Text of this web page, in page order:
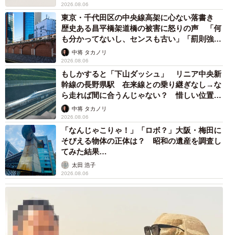
臭いを嗅いで一緒に遊び出した。笠松さんは、猫同士は大
丈夫だと安心した。
チビちゃんは本当に警戒心が強く、シロちゃん、クロちゃ
んが人と遊んでいても遠くから眺めていた。呼んでも反応
しない。
「こんな調子で仲良くなれるのかとても心配でした。あき
らめずに声掛けしながら猫じゃらしで誘い、おやつを手に
乗せて近づこうとしたのですが、距離は縮まりませんでし
た」
ところが、12月に避妊手術をして、一泊して帰ってくると
別猫になっていた。甘えた声ですぐに笠松さん夫妻に近づ
いてきた。「本当にチビなの？」と思うくらい別猫のよう
になっていた。笠松さんは驚いたが、とても嬉しかったと
いう。
2026.08.06
東京・千代田区の中央線高架に心ない落書き
歴史ある昌平橋架道橋の被害に怒りの声 「何
も分かってないし、センスも古い」「罰則強化
して」中将 タカノリ
2026.08.06
もしかすると「下山ダッシュ」 リニア中央新
幹線の長野県駅 在来線との乗り継ぎなし→な
ら走れば間に合うんじゃない？ 惜しい位置関
係が反響
中将 タカノリ
2026.08.06
「なんじゃこりゃ！」「ロボ？」大阪・梅田に
そびえる物体の正体は？ 昭和の遺産を調査し
てみた結果…
太田 浩子
2026.08.06